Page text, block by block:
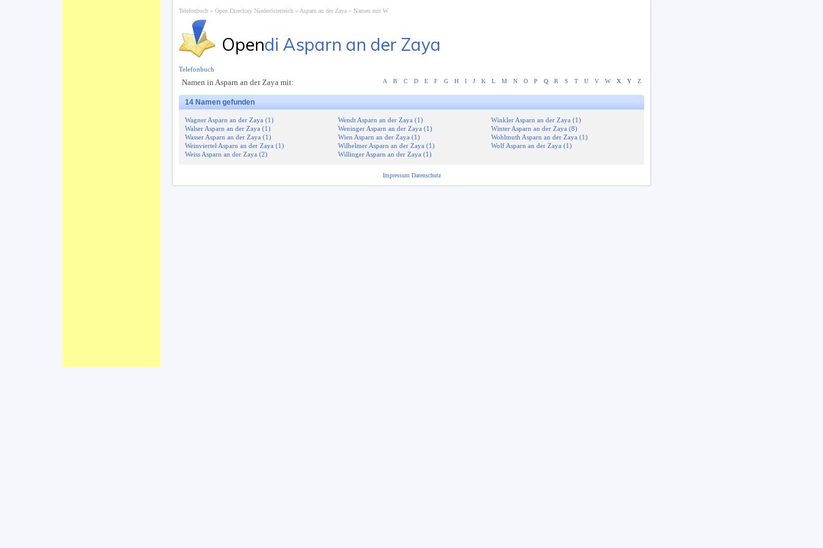
Telefonbuch Open Directory Niederösterreich Asparn an der Zaya Namen mit W
Opendi Asparn an der Zaya
Namen in Asparn an der Zaya mit: A B C D E F G H I J K L M N O P Q R S T U V W X Y Z
14 Namen gefunden
Wagner Asparn an der Zaya (1)
Walser Asparn an der Zaya (1)
Wasser Asparn an der Zaya (1)
Weinviertel Asparn an der Zaya (1)
Weiss Asparn an der Zaya (2)
Wendt Asparn an der Zaya (1)
Weninger Asparn an der Zaya (1)
Wien Asparn an der Zaya (1)
Wilhelmer Asparn an der Zaya (1)
Willinger Asparn an der Zaya (1)
Winkler Asparn an der Zaya (1)
Winter Asparn an der Zaya (8)
Wohlmuth Asparn an der Zaya (1)
Wolf Asparn an der Zaya (1)
Telefonbuch
Impressum Datenschutz